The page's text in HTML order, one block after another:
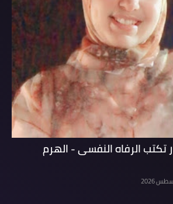
تكتب الرفاه النفسى - الهرم